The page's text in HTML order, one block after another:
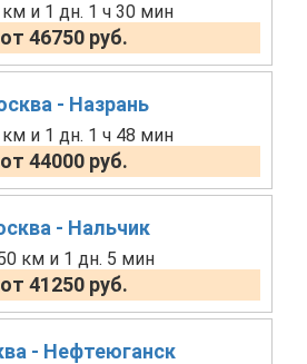
и 1 дн. 1 ч 30 мин
от 46750 руб.
- Назрань
и 1 дн. 1 ч 48 мин
от 44000 руб.
- Нальчик
км и 1 дн. 5 мин
от 41250 руб.
- Нефтеюганск